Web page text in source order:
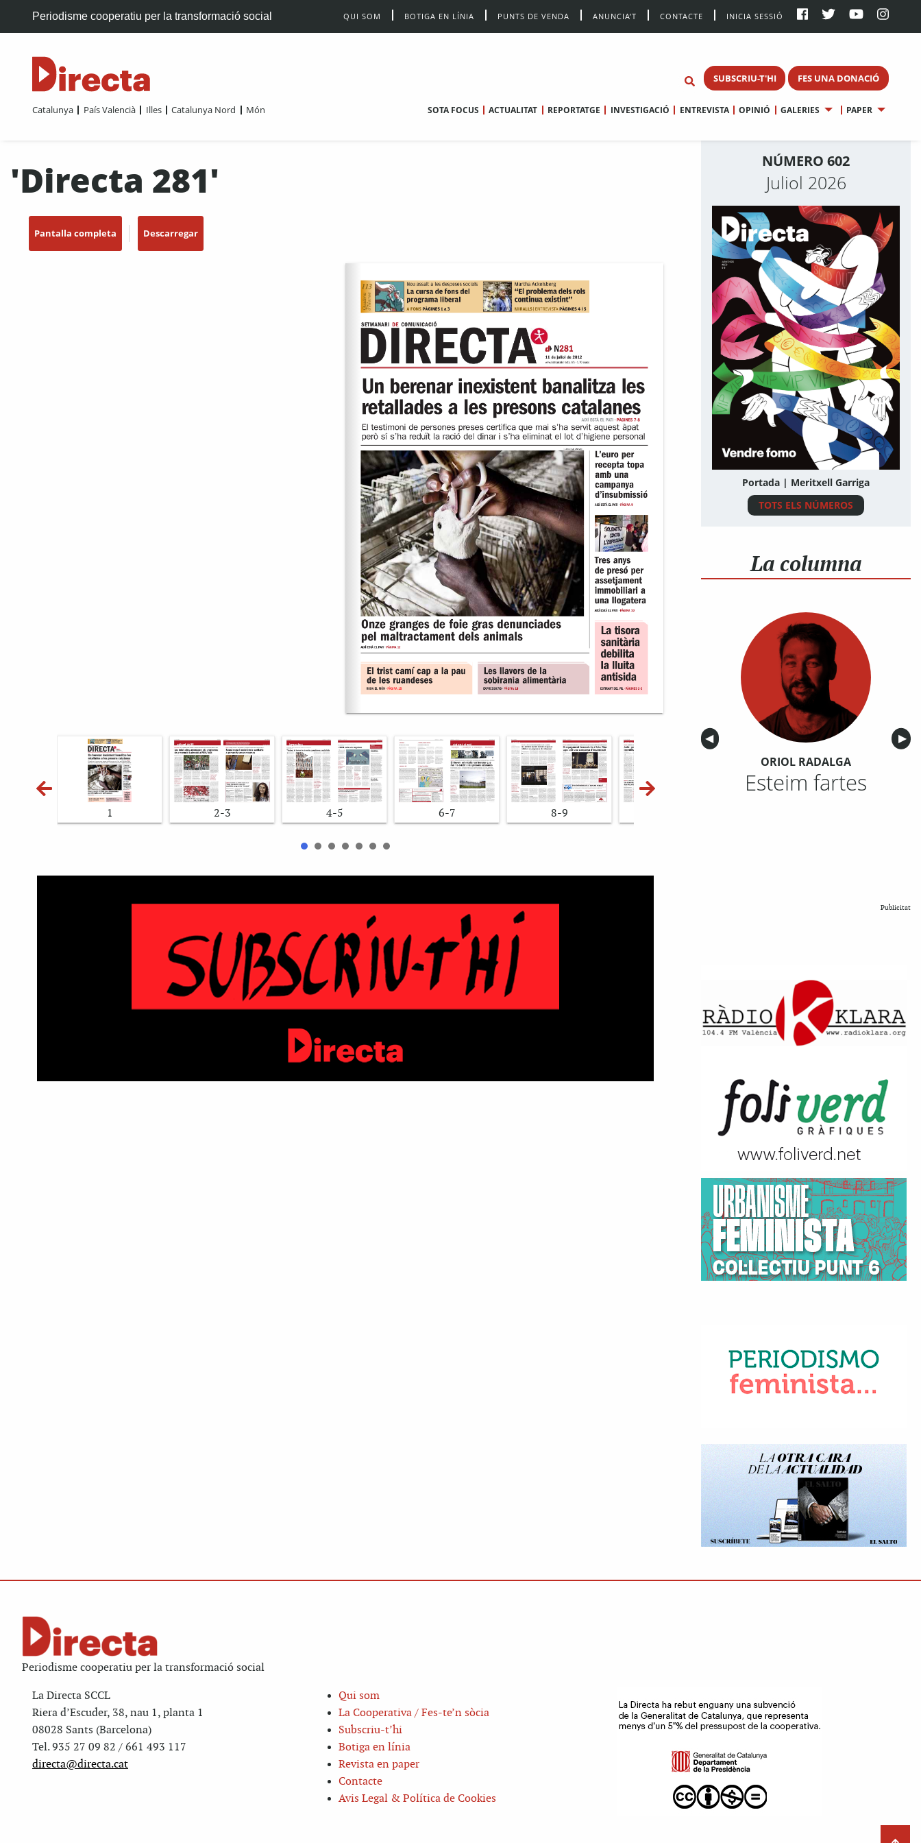
Periodisme cooperatiu per la transformació social QUI SOM BOTIGA EN LÍNIA PUNTS DE VENDA ANUNCIA’T CONTACTE INICIA SESSIÓ
SUBSCRIU-T'HI FES UNA DONACIÓ
Catalunya País Valencià Illes Catalunya Nord Món SOTA FOCUS ACTUALITAT REPORTATGE INVESTIGACIÓ ENTREVISTA OPINIÓ GALERIES PAPER
'Directa 281'
Pantalla completa Descarregar
1 2-3 4-5 6-7 8-9
NÚMERO 602
Juliol 2026
Portada | Meritxell Garriga
TOTS ELS NÚMEROS
La columna
Anterior
◀︎ ▶︎
ORIOL RADALGA
Esteim fartes
Publicitat
Periodisme cooperatiu per la transformació social
La Directa SCCL
Riera d’Escuder, 38, nau 1, planta 1
08028 Sants (Barcelona)
Tel. 935 27 09 82 / 661 493 117
directa@directa.cat
Qui som
La Cooperativa / Fes-te’n sòcia
Subscriu-t’hi
Botiga en línia
Revista en paper
Contacte
Avis Legal & Política de Cookies